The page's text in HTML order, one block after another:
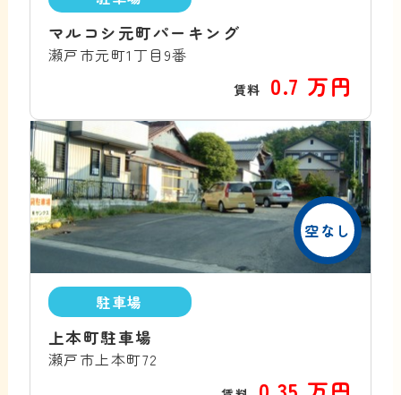
マルコシ元町パーキング
瀬戸市元町1丁目9番
賃料 0.7 万円
空なし
駐車場
上本町駐車場
瀬戸市上本町72